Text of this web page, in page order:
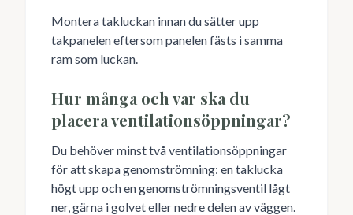
Montera takluckan innan du sätter upp
takpanelen eftersom panelen fästs i samma
ram som luckan.
Hur många och var ska du
placera ventilationsöppningar?
Du behöver minst två ventilationsöppningar
för att skapa genomströmning: en taklucka
högt upp och en genomströmningsventil lågt
ner, gärna i golvet eller nedre delen av väggen.